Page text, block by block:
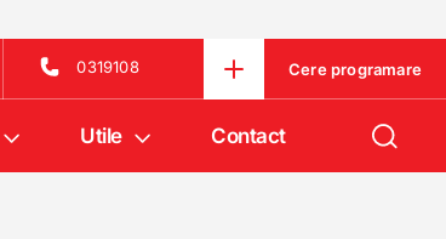
0319108 Cere programare
Utile Contact